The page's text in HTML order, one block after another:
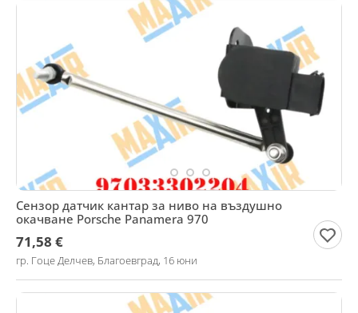
Сензор датчик кантар за ниво на въздушно
окачване Porsche Panamera 970
71,58 €
гр. Гоце Делчев, Благоевград, 16 юни